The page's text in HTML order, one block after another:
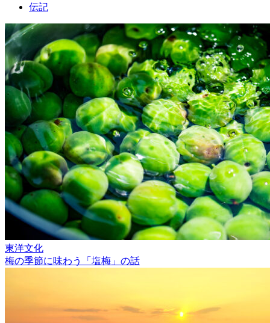
伝記
東洋文化
梅の季節に味わう「塩梅」の話